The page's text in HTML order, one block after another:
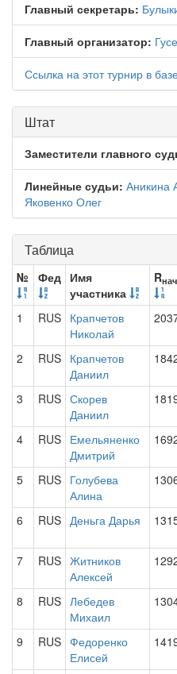
Главный секретарь:
Главный организатор:
Ссылка на этот турнир в
Штат
Заместители главного
Линейные судьи: Аникина
Яковенко Олег
Таблица
№ Фед Имя
участника
Rнач
1
RUS Крапчетов
Николай
2 RUS Крапчетов
Даниил
3 RUS Скорев
Даниил
4 RUS Емельяненко
Дмитрий
5 RUS Голубева
Алина
6 RUS Деньга Дарья
7 RUS Житников
Алексей
8 RUS Лебедев
Михаил
9 RUS Федоренко
Елисей